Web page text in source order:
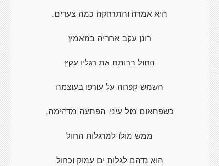
היא אמרה והתרחקה כמה צעדים.
רונן עקב אחריה במאמץ
החול הרותח את רגליו עקץ
השמש קפחה על עורפו בעוצמה
כשפתאום מול עיניו הפתעה מדהימה,
ממש מולו למרגלות החול
הוא נדהם לגלות ים עמוק וכחול